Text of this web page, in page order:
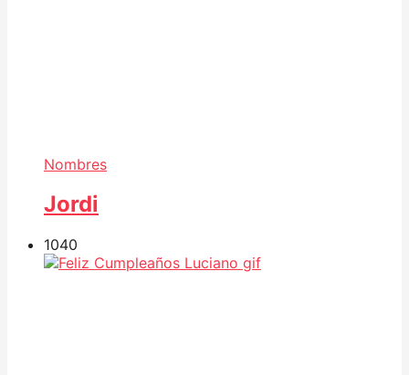
Nombres
Jordi
1040